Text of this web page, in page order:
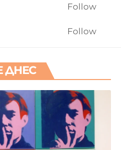
Follow
Follow
ДНЕС